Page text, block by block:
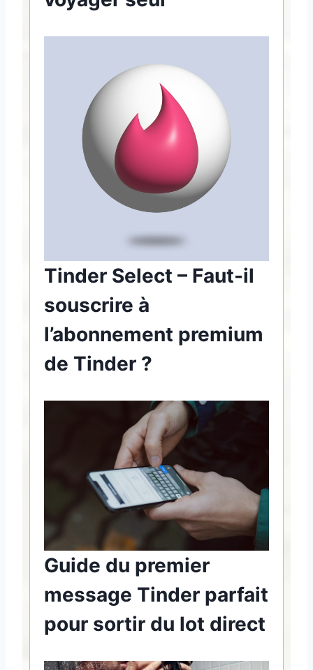
Tinder Select – Faut-il
souscrire à
l’abonnement premium
de Tinder ?
Guide du premier
message Tinder parfait
pour sortir du lot direct